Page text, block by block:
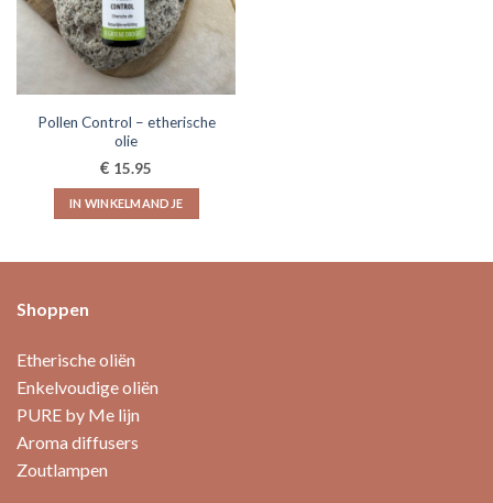
Pollen Control – etherische
olie
€ 15.95
IN WINKELMANDJE
Shoppen
Etherische oliën
Enkelvoudige oliën
PURE by Me lijn
Aroma diffusers
Zoutlampen